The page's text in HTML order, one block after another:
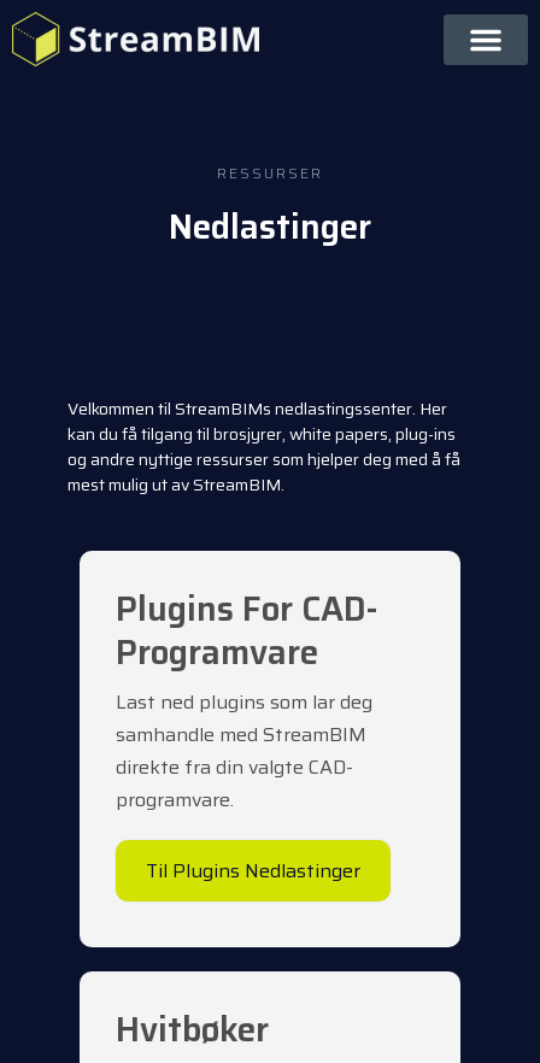
RESSURSER
Nedlastinger
Velkommen til StreamBIMs nedlastingssenter. Her
kan du få tilgang til brosjyrer, white papers, plug-ins
og andre nyttige ressurser som hjelper deg med å få
mest mulig ut av StreamBIM.
Plugins For CAD-
Programvare
Last ned plugins som lar deg
samhandle med StreamBIM
direkte fra din valgte CAD-
programvare.
Til Plugins Nedlastinger
Hvitbøker